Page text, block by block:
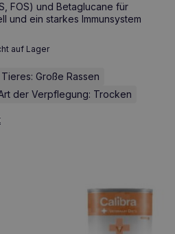
FOS) und Betaglucane für
und ein starkes Immunsystem
auf Lager
Große Rassen
der Verpflegung: Trocken